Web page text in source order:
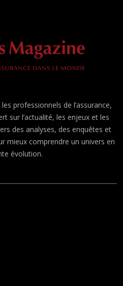
professionnels de l’assurance,
sur l’actualité, les enjeux et les
des analyses, des enquêtes et
mieux comprendre un univers en
évolution.